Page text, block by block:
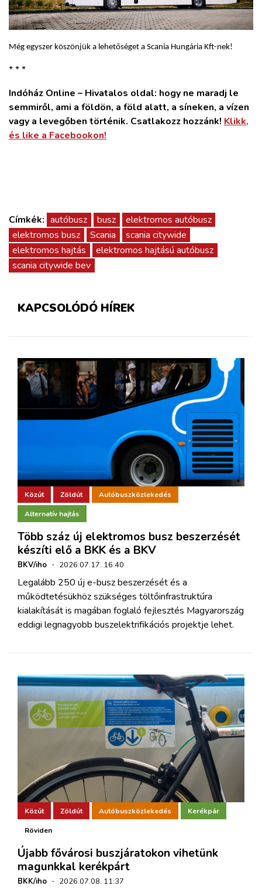
Még egyszer köszönjük a lehetőséget a Scania Hungária Kft-nek!
* * *
Indóház Online – Hivatalos oldal: hogy ne maradj le
semmiről, ami a földön, a föld alatt, a síneken, a vízen
vagy a levegőben történik. Csatlakozz hozzánk! Klikk,
és like a Facebookon!
Címkék: autóbusz busz
elektromos autóbusz
elektromos busz
Scania
scania citywide
elektromos hajtás
elektromos hajtású autóbusz
scania citywide bev
KAPCSOLÓDÓ HÍREK
Közút Zöldút Autóbuszközlekedés
Alternatív hajtás
Több száz új elektromos busz beszerzését
készíti elő a BKK és a BKV
BKV/iho · 2026.07.17. 16:40
Legalább 250 új e-busz beszerzését és a
működtetésükhöz szükséges töltőinfrastruktúra
kialakítását is magában foglaló fejlesztés Magyarország
eddigi legnagyobb buszelektrifikációs projektje lehet.
Közút Zöldút Autóbuszközlekedés Kerékpár
Röviden
Újabb fővárosi buszjáratokon vihetünk
magunkkal kerékpárt
BKK/iho · 2026.07.08. 11:37